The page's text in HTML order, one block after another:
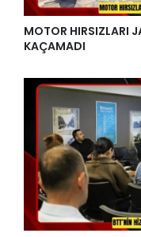
MOTOR HIRSIZLARI
KAÇAMADI